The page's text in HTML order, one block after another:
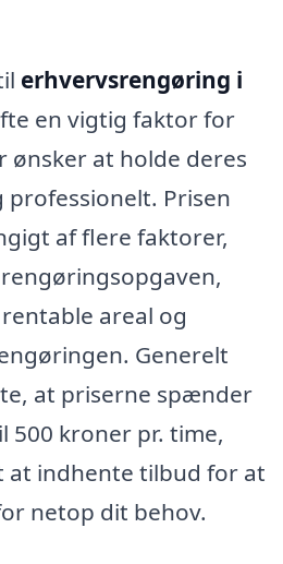
erhvervsrengøring i
en vigtig faktor for
ønsker at holde deres
Prisen
af flere faktorer,
areal og
Generelt
at priserne spænder
500 kroner pr. time,
at indhente tilbud for at
netop dit behov.